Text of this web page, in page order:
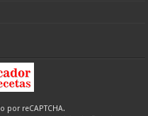
por reCAPTCHA.